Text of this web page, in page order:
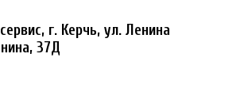
г. Керчь, ул. Ленина
37Д